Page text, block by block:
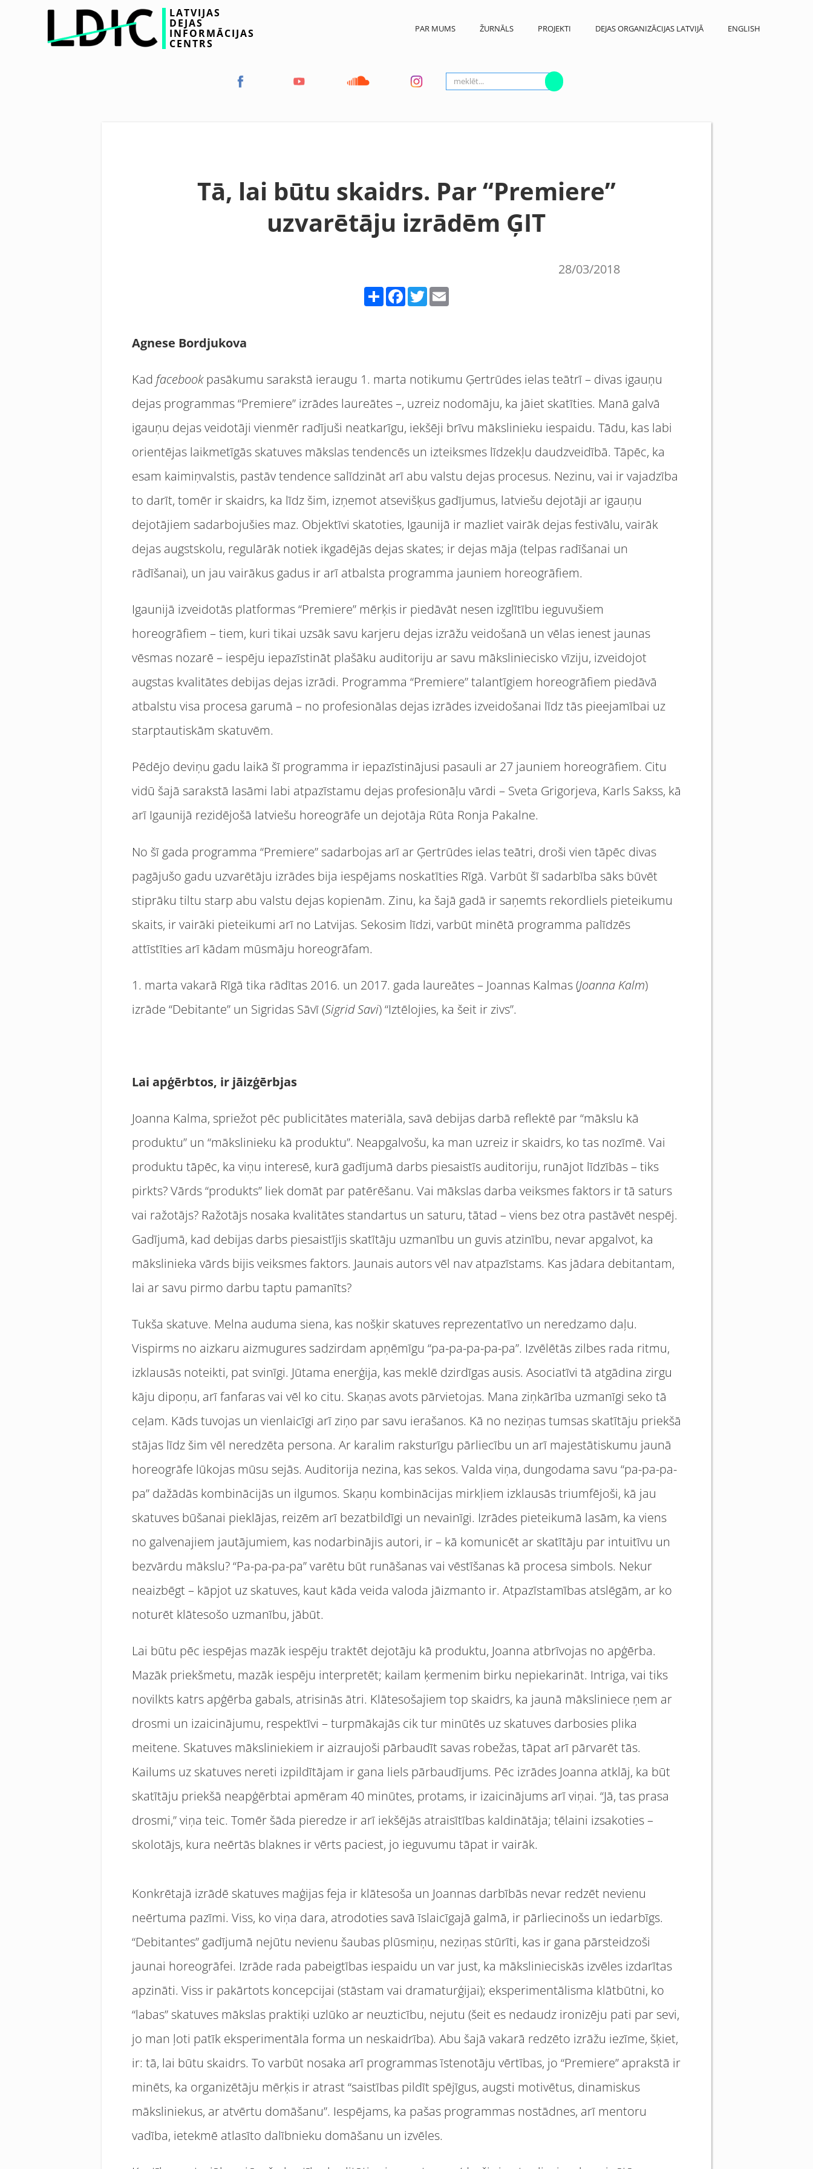
LATVIJAS
DEJAS
INFORMĀCIJAS
CENTRS
PAR MUMS ŽURNĀLS PROJEKTI DEJAS ORGANIZĀCIJAS LATVIJĀ ENGLISH
Tā, lai būtu skaidrs. Par “Premiere”
uzvarētāju izrādēm ĢIT
28/03/2018
Share FacebookTwitter
Agnese Bordjukova
Kad facebookpasākumu sarakstā ieraugu 1. marta notikumu Ģertrūdes ielas teātrī – divas igauņu
dejas programmas “Premiere” izrādes laureātes –, uzreiz nodomāju, ka jāiet skatīties. Manā galvā
igauņu dejas veidotāji vienmēr radījuši neatkarīgu, iekšēji brīvu mākslinieku iespaidu. Tādu, kas labi
orientējas laikmetīgās skatuves mākslas tendencēs un izteiksmes līdzekļu daudzveidībā. Tāpēc, ka
esam kaimiņvalstis, pastāv tendence salīdzināt arī abu valstu dejas procesus. Nezinu, vai ir vajadzība
to darīt, tomēr ir skaidrs, ka līdz šim, izņemot atsevišķus gadījumus, latviešu dejotāji ar igauņu
dejotājiem sadarbojušies maz. Objektīvi skatoties, Igaunijā ir mazliet vairāk dejas festivālu, vairāk
dejas augstskolu, regulārāk notiek ikgadējās dejas skates; ir dejas māja (telpas radīšanai un
rādīšanai), un jau vairākus gadus ir arī atbalsta programma jauniem horeogrāfiem.
Igaunijā izveidotās platformas “Premiere” mērķis ir piedāvāt nesen izglītību ieguvušiem
horeogrāfiem – tiem, kuri tikai uzsāk savu karjeru dejas izrāžu veidošanā un vēlas ienest jaunas
vēsmas nozarē – iespēju iepazīstināt plašāku auditoriju ar savu māksliniecisko vīziju, izveidojot
augstas kvalitātes debijas dejas izrādi. Programma “Premiere” talantīgiem horeogrāfiem piedāvā
atbalstu visa procesa garumā – no profesionālas dejas izrādes izveidošanai līdz tās pieejamībai uz
starptautiskām skatuvēm.
Pēdējo deviņu gadu laikā šī programma ir iepazīstinājusi pasauli ar 27 jauniem horeogrāfiem. Citu
vidū šajā sarakstā lasāmi labi atpazīstamu dejas profesionāļu vārdi – Sveta Grigorjeva, Karls Sakss, kā
arī Igaunijā rezidējošā latviešu horeogrāfe un dejotāja Rūta Ronja Pakalne.
No šī gada programma “Premiere” sadarbojas arī ar Ģertrūdes ielas teātri, droši vien tāpēc divas
pagājušo gadu uzvarētāju izrādes bija iespējams noskatīties Rīgā. Varbūt šī sadarbība sāks būvēt
stiprāku tiltu starp abu valstu dejas kopienām. Zinu, ka šajā gadā ir saņemts rekordliels pieteikumu
skaits, ir vairāki pieteikumi arī no Latvijas. Sekosim līdzi, varbūt minētā programma palīdzēs
attīstīties arī kādam mūsmāju horeogrāfam.
1. marta vakarā Rīgā tika rādītas 2016. un 2017. gada laureātes – Joannas Kalmas (Joanna Kalm)
izrāde “Debitante” un Sigridas Sāvī (Sigrid Savi) “Iztēlojies, ka šeit ir zivs”.
Lai apģērbtos, ir jāizģērbjas
Joanna Kalma, spriežot pēc publicitātes materiāla, savā debijas darbā reflektē par “mākslu kā
produktu” un “mākslinieku kā produktu”. Neapgalvošu, ka man uzreiz ir skaidrs, ko tas nozīmē. Vai
produktu tāpēc, ka viņu interesē, kurā gadījumā darbs piesaistīs auditoriju, runājot līdzībās – tiks
pirkts? Vārds “produkts” liek domāt par patērēšanu. Vai mākslas darba veiksmes faktors ir tā saturs
vai ražotājs? Ražotājs nosaka kvalitātes standartus un saturu, tātad – viens bez otra pastāvēt nespēj.
Gadījumā, kad debijas darbs piesaistījis skatītāju uzmanību un guvis atzinību, nevar apgalvot, ka
mākslinieka vārds bijis veiksmes faktors. Jaunais autors vēl nav atpazīstams. Kas jādara debitantam,
lai ar savu pirmo darbu taptu pamanīts?
Tukša skatuve. Melna auduma siena, kas nošķir skatuves reprezentatīvo un neredzamo daļu.
Vispirms no aizkaru aizmugures sadzirdam apņēmīgu “pa-pa-pa-pa-pa”. Izvēlētās zilbes rada ritmu,
izklausās noteikti, pat svinīgi. Jūtama enerģija, kas meklē dzirdīgas ausis. Asociatīvi tā atgādina zirgu
kāju dipoņu, arī fanfaras vai vēl ko citu. Skaņas avots pārvietojas. Mana ziņkārība uzmanīgi seko tā
ceļam. Kāds tuvojas un vienlaicīgi arī ziņo par savu ierašanos. Kā no neziņas tumsas skatītāju priekšā
stājas līdz šim vēl neredzēta persona. Ar karalim raksturīgu pārliecību un arī majestātiskumu jaunā
horeogrāfe lūkojas mūsu sejās. Auditorija nezina, kas sekos. Valda viņa, dungodama savu “pa-pa-pa-
pa” dažādās kombinācijās un ilgumos. Skaņu kombinācijas mirkļiem izklausās triumfējoši, kā jau
skatuves būšanai pieklājas, reizēm arī bezatbildīgi un nevainīgi. Izrādes pieteikumā lasām, ka viens
no galvenajiem jautājumiem, kas nodarbinājis autori, ir – kā komunicēt ar skatītāju par intuitīvu un
bezvārdu mākslu? “Pa-pa-pa-pa” varētu būt runāšanas vai vēstīšanas kā procesa simbols. Nekur
neaizbēgt – kāpjot uz skatuves, kaut kāda veida valoda jāizmanto ir. Atpazīstamības atslēgām, ar ko
noturēt klātesošo uzmanību, jābūt.
Lai būtu pēc iespējas mazāk iespēju traktēt dejotāju kā produktu, Joanna atbrīvojas no apģērba.
Mazāk priekšmetu, mazāk iespēju interpretēt; kailam ķermenim birku nepiekarināt. Intriga, vai tiks
novilkts katrs apģērba gabals, atrisinās ātri. Klātesošajiem top skaidrs, ka jaunā māksliniece ņem ar
drosmi un izaicinājumu, respektīvi – turpmākajās cik tur minūtēs uz skatuves darbosies plika
meitene. Skatuves māksliniekiem ir aizraujoši pārbaudīt savas robežas, tāpat arī pārvarēt tās.
Kailums uz skatuves nereti izpildītājam ir gana liels pārbaudījums. Pēc izrādes Joanna atklāj, ka būt
skatītāju priekšā neapģērbtai apmēram 40 minūtes, protams, ir izaicinājums arī viņai. “Jā, tas prasa
drosmi,” viņa teic. Tomēr šāda pieredze ir arī iekšējās atraisītības kaldinātāja; tēlaini izsakoties –
skolotājs, kura neērtās blaknes ir vērts paciest, jo ieguvumu tāpat ir vairāk.
Konkrētajā izrādē skatuves maģijas feja ir klātesoša un Joannas darbībās nevar redzēt nevienu
neērtuma pazīmi. Viss, ko viņa dara, atrodoties savā īslaicīgajā galmā, ir pārliecinošs un iedarbīgs.
“Debitantes” gadījumā nejūtu nevienu šaubas plūsmiņu, neziņas stūrīti, kas ir gana pārsteidzoši
jaunai horeogrāfei. Izrāde rada pabeigtības iespaidu un var just, ka mākslinieciskās izvēles izdarītas
apzināti. Viss ir pakārtots koncepcijai (stāstam vai dramaturģijai); eksperimentālisma klātbūtni, ko
“labas” skatuves mākslas praktiķi uzlūko ar neuzticību, nejutu (šeit es nedaudz ironizēju pati par sevi,
jo man ļoti patīk eksperimentāla forma un neskaidrība). Abu šajā vakarā redzēto izrāžu iezīme, šķiet,
ir: tā, lai būtu skaidrs. To varbūt nosaka arī programmas īstenotāju vērtības, jo “Premiere” aprakstā ir
minēts, ka organizētāju mērķis ir atrast “saistības pildīt spējīgus, augsti motivētus, dinamiskus
māksliniekus, ar atvērtu domāšanu”. Iespējams, ka pašas programmas nostādnes, arī mentoru
vadība, ietekmē atlasīto dalībnieku domāšanu un izvēles.